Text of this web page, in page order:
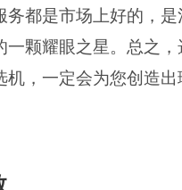
务都是市场上好的，
一颗耀眼之星。总之，
机，一定会为您创造出